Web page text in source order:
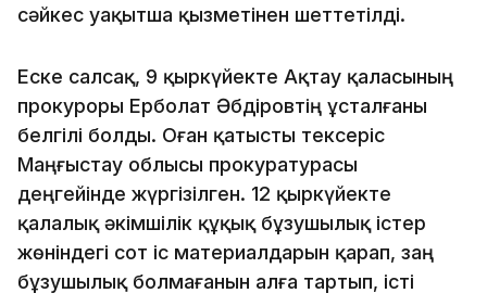
сәйкес уақытша қызметінен шеттетілді.
Еске салсақ, 9 қыркүйекте Ақтау қаласының
прокуроры Ерболат Әбдіровтің ұсталғаны
белгілі болды. Оған қатысты тексеріс
Маңғыстау облысы прокуратурасы
деңгейінде жүргізілген. 12 қыркүйекте
қалалық әкімшілік құқық бұзушылық істер
жөніндегі сот іс материалдарын қарап, заң
бұзушылық болмағанын алға тартып, істі